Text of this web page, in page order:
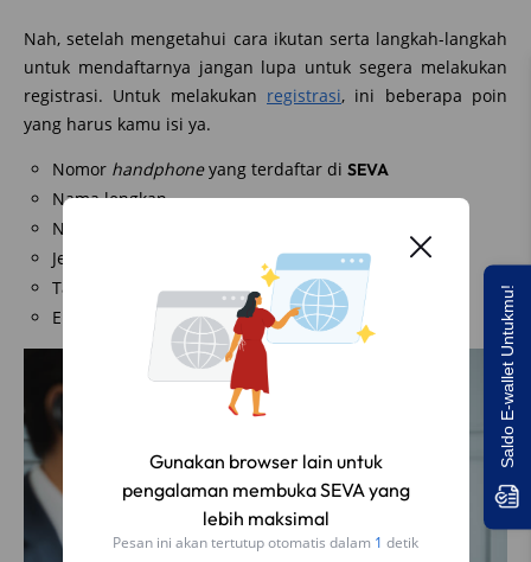
Gunakan browser lain untuk
pengalaman membuka SEVA yang
lebih maksimal
Pesan ini akan tertutup otomatis dalam 1 detik
Nah, setelah mengetahui cara ikutan serta langkah-langkah
untuk mendaftarnya jangan lupa untuk segera melakukan
registrasi. Untuk melakukan registrasi, ini beberapa poin
yang harus kamu isi ya.
Nomor handphoneyang terdaftar di SEVA
Nama lengkap
NIK KTP
Jenis kelamin
Tanggal lahir
Email
Saldo E-wallet Untukmu!